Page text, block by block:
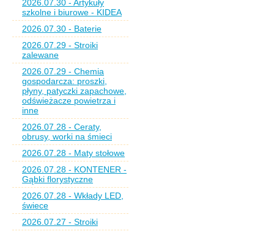
2026.07.30 - Artykuły
szkolne i biurowe - KIDEA
2026.07.30 - Baterie
2026.07.29 - Stroiki
zalewane
2026.07.29 - Chemia
gospodarcza: proszki,
płyny, patyczki zapachowe,
odświeżacze powietrza i
inne
2026.07.28 - Ceraty,
obrusy, worki na śmieci
2026.07.28 - Maty stołowe
2026.07.28 - KONTENER -
Gąbki florystyczne
2026.07.28 - Wkłady LED,
świece
2026.07.27 - Stroiki